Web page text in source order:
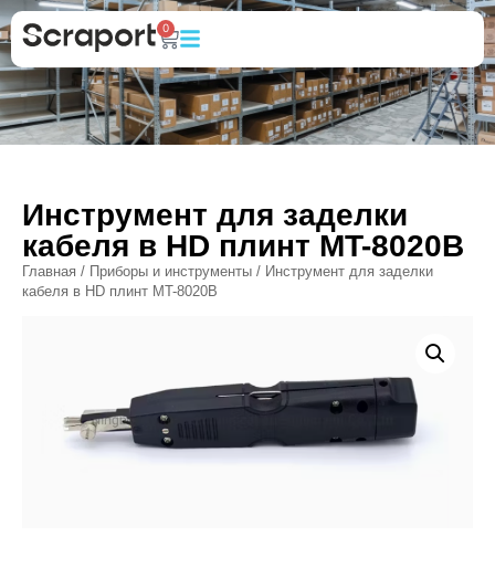
0
Инструмент для заделки
кабеля в HD плинт MT-8020B
Главная / Приборы и инструменты / Инструмент для заделки
кабеля в HD плинт MT-8020B